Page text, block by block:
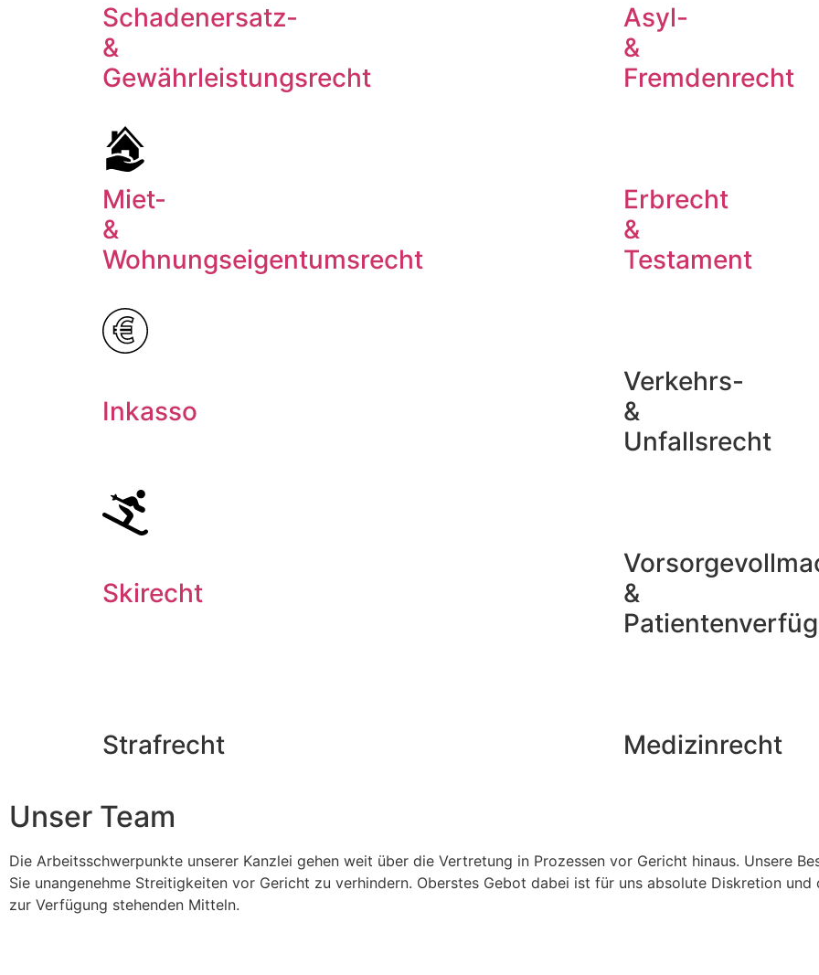
Schadenersatz-
&
Gewährleistungsrecht
Asyl-
&
Fremdenrecht
Miet-
&
Wohnungseigentumsrecht
Inkasso
Erbrecht
&
Testament
Verkehrs-
&
Unfallsrecht
Skirecht
Strafrecht
&
Medizinrecht
Unser Team
Die Arbeitsschwerpunkte unserer Kanzlei gehen weit über die Vertretung in Prozessen vor Gericht hinaus. Unsere
Sie unangenehme Streitigkeiten vor Gericht zu verhindern. Oberstes Gebot dabei ist für uns absolute Diskretion
zur Verfügung stehenden Mitteln.